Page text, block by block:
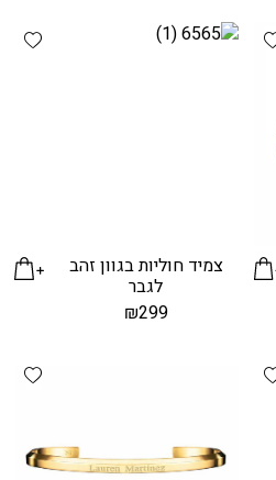
Add wishlist
צמיד חוליות בגוון זהב
לגבר
₪299
Add wishlist